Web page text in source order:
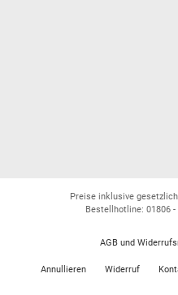
Preise inklusive
Bestellhotline: 01806 -
AGB und
Annullieren Widerruf